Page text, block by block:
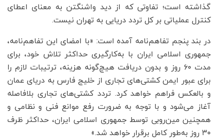
گذاشته است؛ تفاوتی که از دید واشنگتن به معنای اعطای
کنترل عملیاتی بر کل تردد دریایی به تهران نیست.
در بند پنجم تفاهم‌نامه آمده است: «با امضای این تفاهم‌نامه،
جمهوری اسلامی ایران با به‌کارگیری حداکثر تلاش خود، برای
مدت ۶۰ روز و بدون دریافت هیچ‌گونه هزینه، ترتیبات لازم را
برای عبور ایمن کشتی‌های تجاری از خلیج فارس به دریای عمان
و بالعکس فراهم خواهد کرد. تردد کشتی‌های تجاری بلافاصله
آغاز می‌شود و با توجه به ضرورت رفع موانع فنی و نظامی و
همچنین مین‌روبی توسط جمهوری اسلامی ایران، حداکثر ظرف
۳۰ روز به‌طور کامل برقرار خواهد شد.»